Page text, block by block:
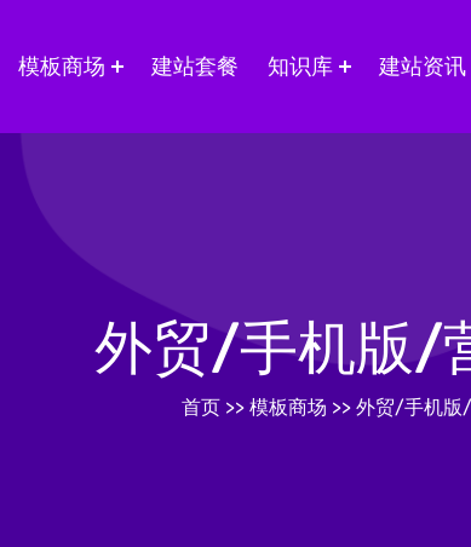
模板商场 建站套餐 知识库 建站资讯
外贸/手机版/
首页 >> 模板商场 >> 外贸/手机版